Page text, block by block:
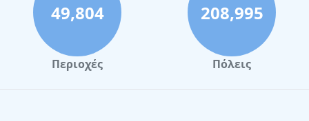
49,804
Περιοχές
208,995
Πόλεις